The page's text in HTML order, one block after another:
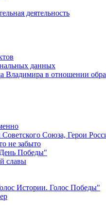
деятельность
данных
Владимира в отношении
Союза, Герои
не забыто
Победы"
славы
Истории. Голос Победы"